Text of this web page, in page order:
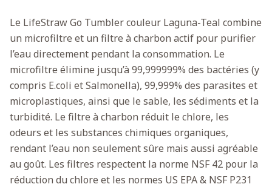
Le LifeStraw Go Tumbler couleur Laguna-Teal combine
un microfiltre et un filtre à charbon actif pour purifier
l’eau directement pendant la consommation. Le
microfiltre élimine jusqu’à 99,999999% des bactéries (y
compris E.coli et Salmonella), 99,999% des parasites et
microplastiques, ainsi que le sable, les sédiments et la
turbidité. Le filtre à charbon réduit le chlore, les
odeurs et les substances chimiques organiques,
rendant l’eau non seulement sûre mais aussi agréable
au goût. Les filtres respectent la norme NSF 42 pour la
réduction du chlore et les normes US EPA & NSF P231